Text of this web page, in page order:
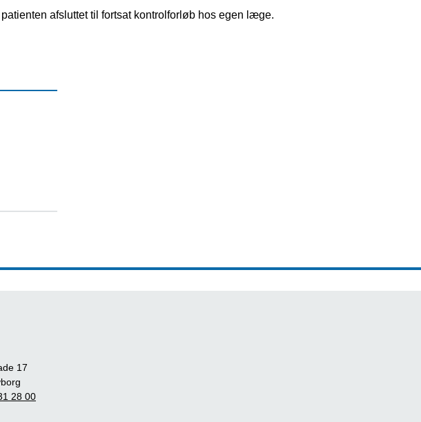
afsluttet til fortsat kontrolforløb hos egen læge.
17
28 00